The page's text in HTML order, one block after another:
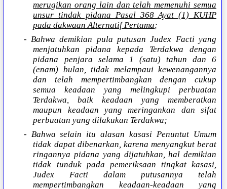
merugikan orang lain dan telah memenuhi semua
unsur tindak pidana Pasal 368 Ayat (1) KUHP
pada dakwaan Alternatif Pertama;
- Bahwa demikian pula putusan Judex Facti yang
menjatuhkan pidana kepada Terdakwa dengan
pidana penjara selama 1 (satu) tahun dan 6
(enam) bulan, tidak melampaui kewenangannya
dan telah mempertimbangkan dengan cukup
semua keadaan yang melingkupi perbuatan
Terdakwa, baik keadaan yang memberatkan
maupun keadaan yang meringankan dan sifat
perbuatan yang dilakukan Terdakwa;
- Bahwa selain itu alasan kasasi Penuntut Umum
tidak dapat dibenarkan, karena menyangkut berat
ringannya pidana yang dijatuhkan, hal demikian
tidak tunduk pada pemeriksaan tingkat kasasi,
Judex Facti dalam putusannya telah
mempertimbangkan keadaan-keadaan yang